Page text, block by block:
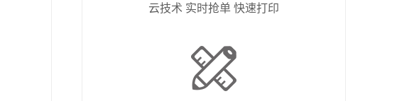
云技术 实时抢单 快速打印